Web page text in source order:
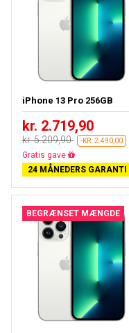
iPhone 13 Pro 256GB
kr. 2.719,90
kr. 5.209,90 -KR. 2.490,00
Gratis fragt
24 MÅNEDERS GARANTI
BEGRÆNSET MÆNGDE